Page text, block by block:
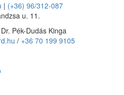
| (+36) 96/312-087
u. 11.
Pék-Dudás Kinga
/ +36 70 199 9105